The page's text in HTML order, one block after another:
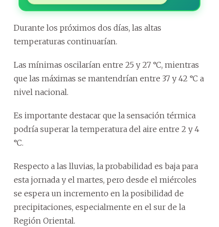
Durante los próximos dos días, las altas
temperaturas continuarían.
Las mínimas oscilarían entre 25 y 27 °C, mientras
que las máximas se mantendrían entre 37 y 42 °C a
nivel nacional.
Es importante destacar que la sensación térmica
podría superar la temperatura del aire entre 2 y 4
°C.
Respecto a las lluvias, la probabilidad es baja para
esta jornada y el martes, pero desde el miércoles
se espera un incremento en la posibilidad de
precipitaciones, especialmente en el sur de la
Región Oriental.